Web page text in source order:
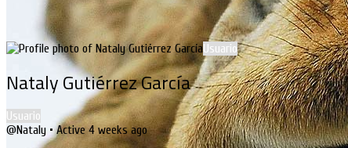
Usuario
Nataly Gutiérrez García
Usuario
@Nataly •Active 4 weeks ago